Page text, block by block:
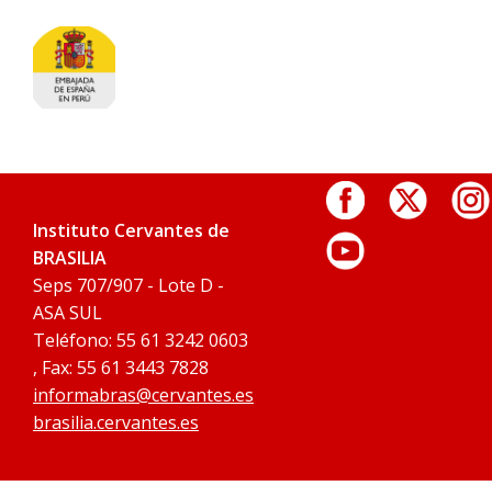
Instituto Cervantes de
BRASILIA
Seps 707/907 - Lote D -
ASA SUL
Teléfono: 55 61 3242 0603
, Fax: 55 61 3443 7828
informabras@cervantes.es
brasilia.cervantes.es